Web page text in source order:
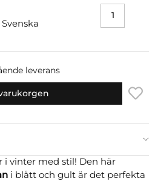
leverans
i vinter med stil! Den här
i blått och gult är det perfekta